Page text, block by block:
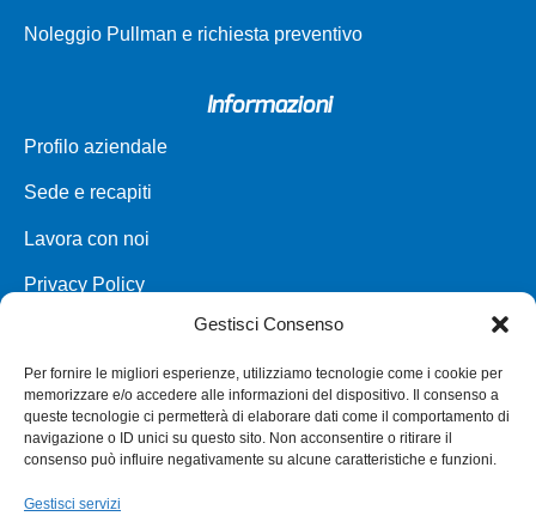
Gestisci Consenso
Per fornire le migliori esperienze, utilizziamo tecnologie come i cookie per
memorizzare e/o accedere alle informazioni del dispositivo. Il consenso a
queste tecnologie ci permetterà di elaborare dati come il comportamento di
navigazione o ID unici su questo sito. Non acconsentire o ritirare il
consenso può influire negativamente su alcune caratteristiche e funzioni.
Gestisci servizi
Noleggio Pullman e richiesta preventivo
Informazioni
Profilo aziendale
Sede e recapiti
Lavora con noi
Privacy Policy
Parco veicoli a noleggio
Assistenza
Punti vendita
Annullamento e Rimborso Biglietto